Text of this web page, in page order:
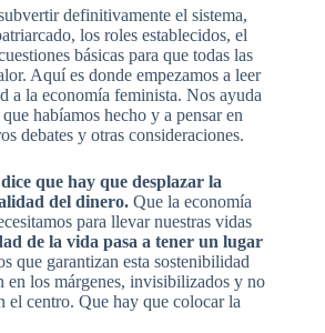
definitivamente el sistema,
los roles establecidos, el
básicas para que todas las
Aquí es donde empezamos a leer
a la economía feminista. Nos ayuda
habíamos hecho y a pensar en
debates y otras consideraciones.
que hay que desplazar la
del dinero. Que la economía
para llevar nuestras vidas
de la vida pasa a tener un lugar
que garantizan esta sostenibilidad
en los márgenes, invisibilizados y no
el centro. Que hay que colocar la